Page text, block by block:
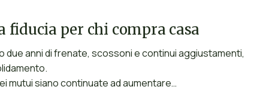
fiducia per chi compra casa
anni di frenate, scossoni e continui aggiustamenti,
mutui siano continuate ad aumentare…